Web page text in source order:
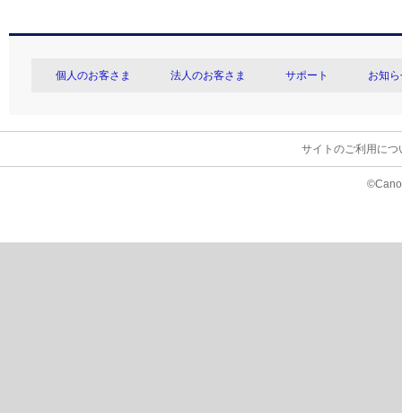
個人のお客さま 法人のお客さま サポート お知
サイトのご利用につ